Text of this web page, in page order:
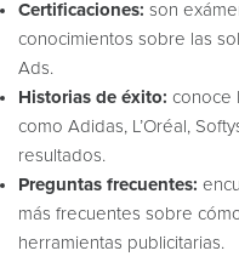
Certificaciones: son
conocimientos sobre las
Ads.
Historias de éxito: conoce
como Adidas, L’Oréal,
resultados.
Preguntas frecuentes:
más frecuentes sobre
herramientas publicitarias.